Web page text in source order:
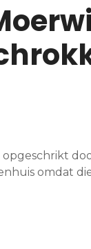
omdat